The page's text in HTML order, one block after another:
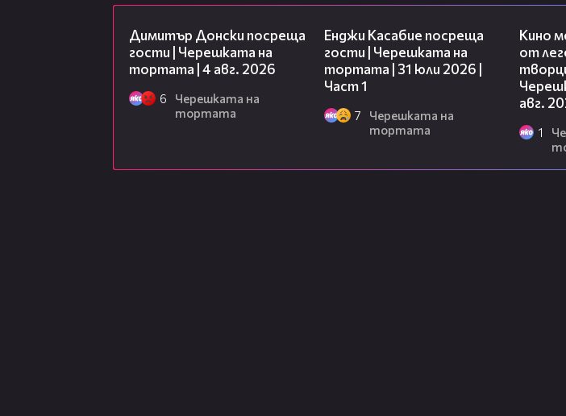
Димитър Донски посреща
гости | Черешката на
тортата | 4 авг. 2026
6
Черешката на
тортата
Енджи Касабие посреща
гости | Черешката на
тортата | 31 юли 2026 |
Част 1
7
Черешката на
тортата
Кино
от
авг.
1